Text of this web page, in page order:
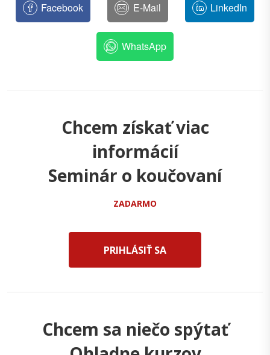
Facebook E-Mail LinkedIn
WhatsApp
Chcem získať viac
informácií
Seminár o koučovaní
ZADARMO
PRIHLÁSIŤ SA
Chcem sa niečo spýtať